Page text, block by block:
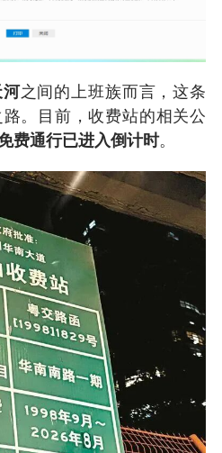
河之间的上班族而言，这条
。目前，收费站的相关公
费通行已进入倒计时。